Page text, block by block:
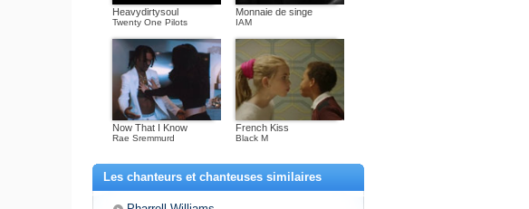
Heavydirtysoul
Twenty One Pilots
Monnaie de singe
IAM
Now That I Know
Rae Sremmurd
French Kiss
Black M
Les chanteurs et chanteuses similaires